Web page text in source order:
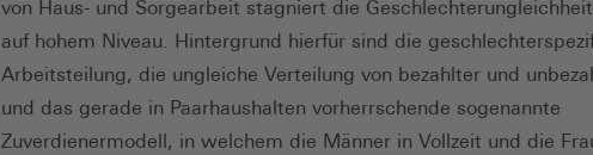
von Haus- und Sorgearbeit stagniert die
auf hohem Niveau. Hintergrund hierfür sind die
Arbeitsteilung, die ungleiche Verteilung von bezahlter und
und das gerade in Paarhaushalten vorherrschende sogenannte
Zuverdienermodell, in welchem die Männer in Vollzeit und die